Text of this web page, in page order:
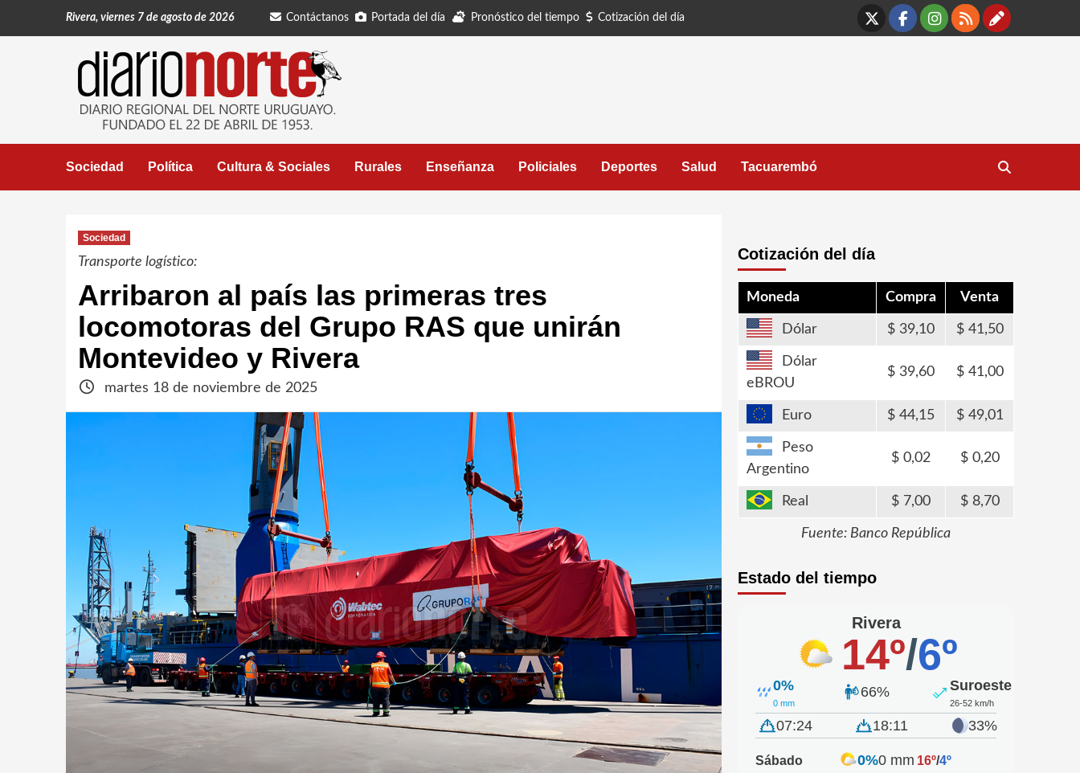
Rivera, viernes 7 de agosto de 2026 Contáctanos Portada del día Pronóstico del tiempo Cotización del día
X Facebook
Instagram
RSS
Sociedad Política Cultura & Sociales Rurales Enseñanza Policiales Deportes Salud Tacuarembó
Sociedad
Transporte logístico:
Arribaron al país las primeras tres
locomotoras del Grupo RAS que unirán
Montevideo y Rivera
martes 18 de noviembre de 2025
Cotización del día
Moneda Compra Venta
Dólar 39,10 41,50
Dólar
eBROU
39,60 41,00
Euro 44,15 49,01
Peso
Argentino
0,02 0,20
Real 7,00 8,70
Fuente: Banco República
Estado del tiempo
Rivera
14º/6º
0%
0 mm
66% Suroeste
26-52 km/h
07:24 18:11 33%
Sábado 0%0 mm 16º/4º